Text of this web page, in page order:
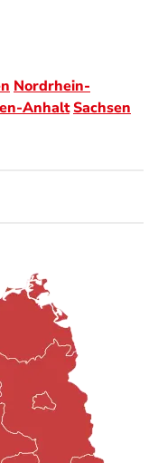
Nordrhein-
AnhaltSachsen